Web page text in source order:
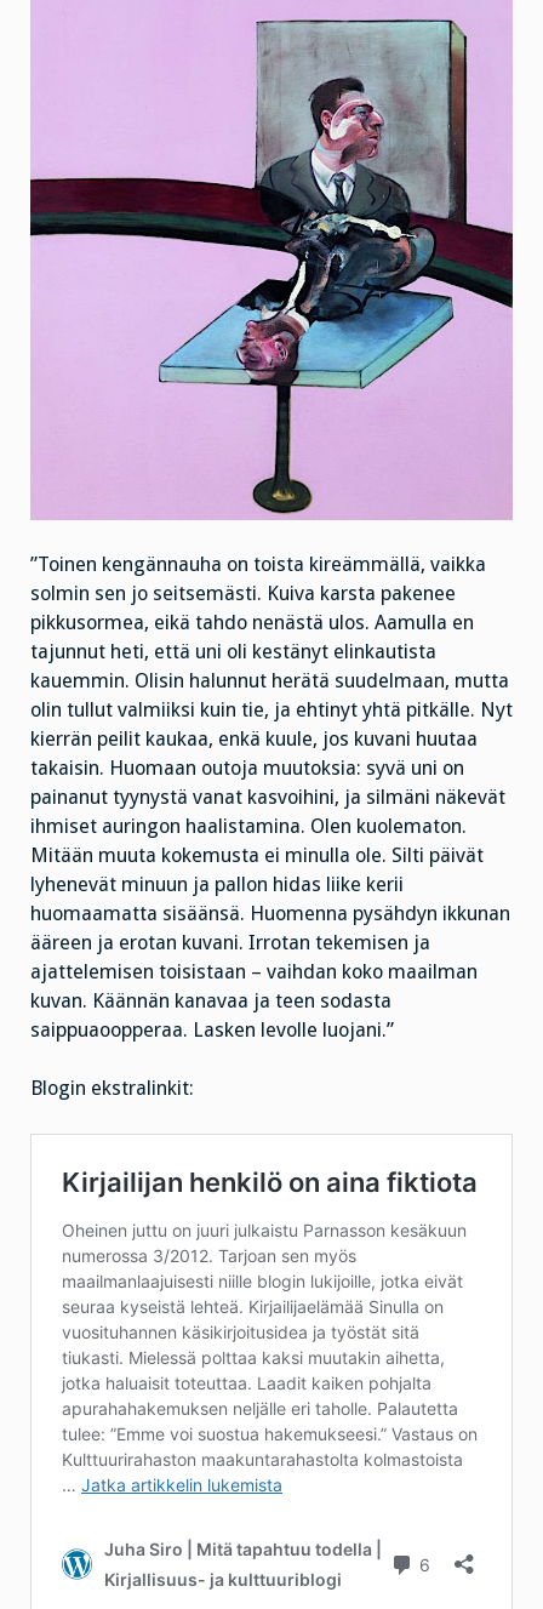
”Toinen kengännauha on toista kireämmällä, vaikka
solmin sen jo seitsemästi. Kuiva karsta pakenee
pikkusormea, eikä tahdo nenästä ulos. Aamulla en
tajunnut heti, että uni oli kestänyt elinkautista
kauemmin. Olisin halunnut herätä suudelmaan, mutta
olin tullut valmiiksi kuin tie, ja ehtinyt yhtä pitkälle. Nyt
kierrän peilit kaukaa, enkä kuule, jos kuvani huutaa
takaisin. Huomaan outoja muutoksia: syvä uni on
painanut tyynystä vanat kasvoihini, ja silmäni näkevät
ihmiset auringon haalistamina. Olen kuolematon.
Mitään muuta kokemusta ei minulla ole. Silti päivät
lyhenevät minuun ja pallon hidas liike kerii
huomaamatta sisäänsä. Huomenna pysähdyn ikkunan
ääreen ja erotan kuvani. Irrotan tekemisen ja
ajattelemisen toisistaan – vaihdan koko maailman
kuvan. Käännän kanavaa ja teen sodasta
saippuaoopperaa. Lasken levolle luojani.”
Blogin ekstralinkit: